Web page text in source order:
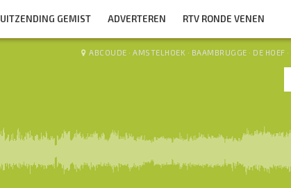
UITZENDING GEMIST ADVERTEREN RTV RONDE VENEN
ABCOUDE · AMSTELHOEK · BAAMBRUGGE · DE HOEF ·